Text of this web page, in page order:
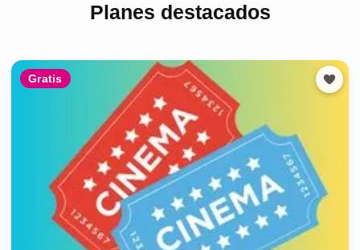
Planes destacados
Gratis